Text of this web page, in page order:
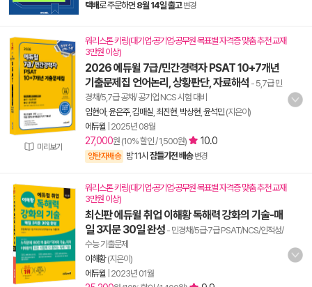
택배로 주문하면 8월 14일 출고 변경
미리보기
워리스톤 키링(대기업·공기업·공무원 목표별 자격증 맞춤 추천 교재
3만원 이상)
2026 에듀윌 7급/민간경력자 PSAT 10+7개년
기출문제집 언어논리, 상황판단, 자료해석 - 5,7급 민
경채/5,7급 공채/ 공기업 NCS 시험 대비
임현아,윤은주, 김매실 최진현 박상현 윤석민(지은이)
에듀윌 2025년 08월
27,000원 (10% 할인 / 1,500원) 10.0
양탄자배송 밤 11시 잠들기전 배송 변경
워리스톤 키링(대기업·공기업·공무원 목표별 자격증 맞춤 추천 교재
3만원 이상)
최신판 에듀윌 취업 이해황 독해력 강화의 기술-매
일 3지문 30일 완성 - 민경채/5급·7급 PSAT/NCS/인적성/
수능 기출문제
이해황(지은이)
에듀윌 2023년 01월